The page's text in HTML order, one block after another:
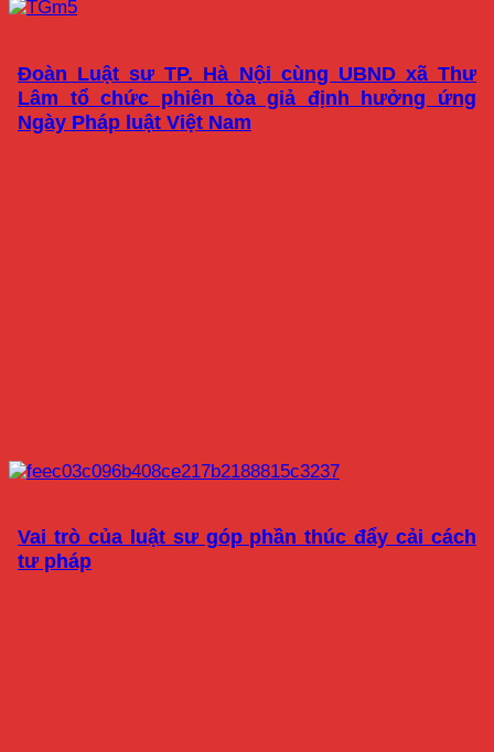
Đoàn Luật sư TP. Hà Nội cùng UBND xã Thư
Lâm tổ chức phiên tòa giả định hưởng ứng
Ngày Pháp luật Việt Nam
Vai trò của luật sư góp phần thúc đẩy cải cách
tư pháp